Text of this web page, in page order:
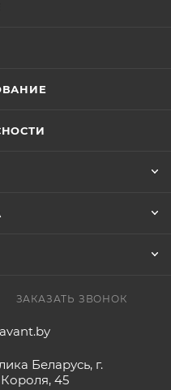
ЗАКАЗАТЬ ЗВОНОК
Беларусь, г.
45